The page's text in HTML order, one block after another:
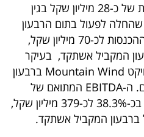
בנוסף, נרשמו ברבעון הכנסות של כ-28 מיליון שקל בגין
לפעול בתום הרבעון
השני 2023. בארה"ב צמחו ההכנסות לכ-70 מיליון שקל,
ברבעון המקביל אשתקד, בעיקר
בשל איחוד לראשונה של פרויקט Mountain Wind ברבעון
השני 2023 וכן ממתן שירותים. ה-EBITDA המתואם של
או.פי.סי אנרגיה ברבעון עלה בכ-38.3% לכ-379 מיליון שקל,